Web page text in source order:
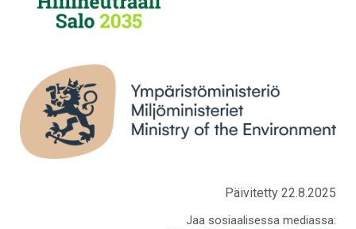
Päivitetty 22.8.2025
Jaa sosiaalisessa mediassa: